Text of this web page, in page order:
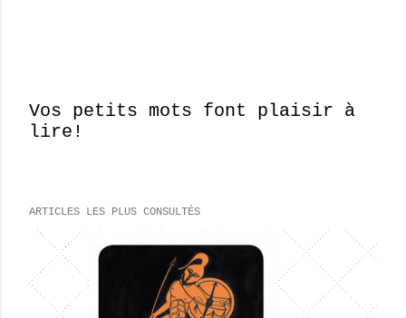
E
g
t
Vos petits mots font plaisir à
lire!
ARTICLES LES PLUS CONSULTÉS